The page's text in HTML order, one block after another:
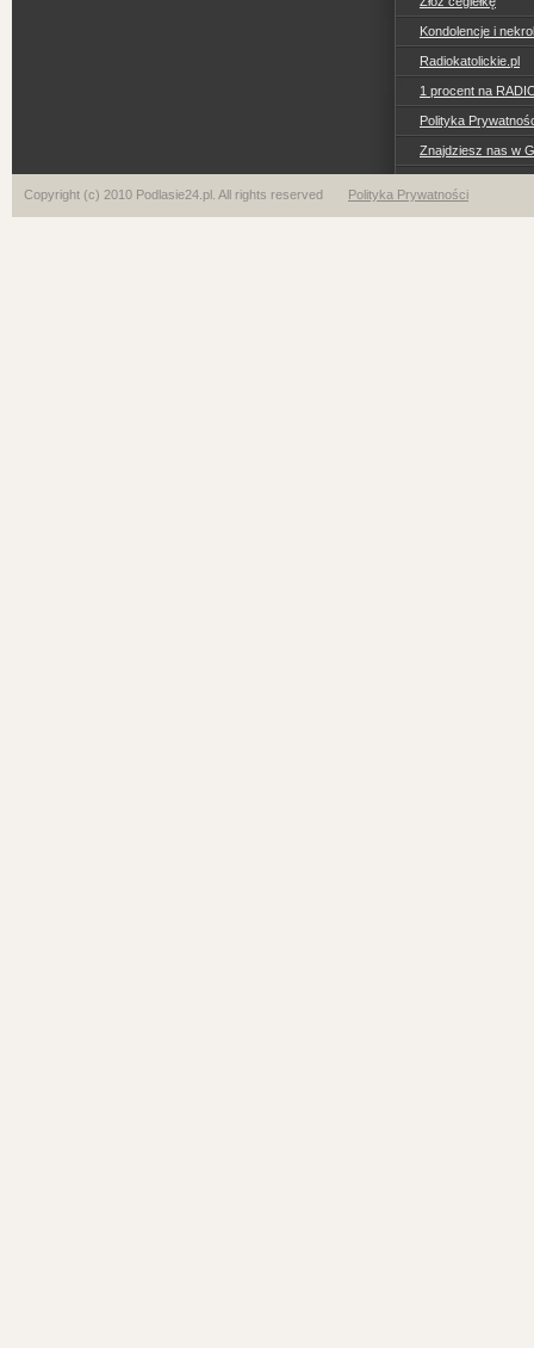
Kondolencje i
Radiokatolickie.pl
1 procent na
Polityka
Znajdziesz nas w
Copyright (c) 2010 Podlasie24.pl. All rights reserved Polityka Prywatności